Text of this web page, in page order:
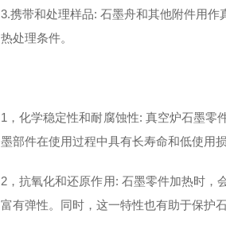
3.携带和处理样品: 石墨舟和其他附件用
热处理条件。
1，化学稳定性和耐腐蚀性: 真空炉石墨零
墨部件在使用过程中具有长寿命和低使用损
2，抗氧化和还原作用: 石墨零件加热时，
富有弹性。同时，这一特性也有助于保护